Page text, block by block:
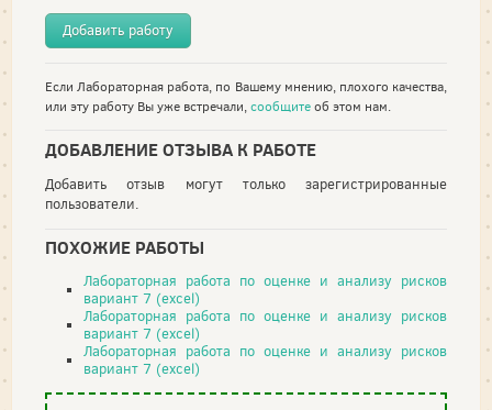
Добавить работу
Если Лабораторная работа, по Вашему мнению, плохого качества,
или эту работу Вы уже встречали,сообщитеоб этом нам.
ДОБАВЛЕНИЕ ОТЗЫВА К РАБОТЕ
Добавить отзыв могут только зарегистрированные
пользователи.
ПОХОЖИЕ РАБОТЫ
Лабораторная работа по оценке и анализу рисков
вариант 7 (excel)
Лабораторная работа по оценке и анализу рисков
вариант 7 (excel)
Лабораторная работа по оценке и анализу рисков
вариант 7 (excel)